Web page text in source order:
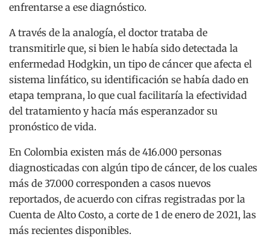
enfrentarse a ese diagnóstico.
A través de la analogía, el doctor trataba de
transmitirle que, si bien le había sido detectada la
enfermedad Hodgkin, un tipo de cáncer que afecta el
sistema linfático, su identificación se había dado en
etapa temprana, lo que cual facilitaría la efectividad
del tratamiento y hacía más esperanzador su
pronóstico de vida.
En Colombia existen más de 416.000 personas
diagnosticadas con algún tipo de cáncer, de los cuales
más de 37.000 corresponden a casos nuevos
reportados, de acuerdo con cifras registradas por la
Cuenta de Alto Costo, a corte de 1 de enero de 2021, las
más recientes disponibles.